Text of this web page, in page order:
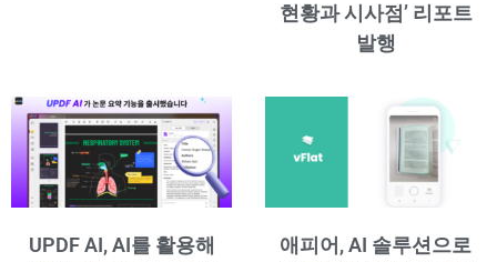
현황과 시사점’ 리포트
발행
UPDF AI, AI를 활용해
애피어, AI 솔루션으로